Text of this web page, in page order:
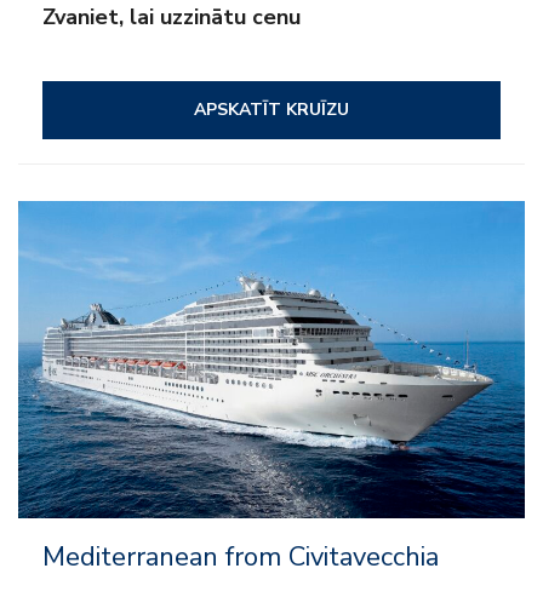
Zvaniet, lai uzzinātu cenu
APSKATĪT KRUĪZU
– Viss iekļauts
– Uz kuģa aktivitātes
– Klubi bērniem un pusaudžiem
Mediterranean from Civitavecchia